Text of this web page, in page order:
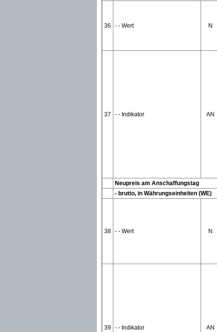
36 - - Wert N
37 - - Indikator AN
Neupreis am Anschaffungstag
- brutto, in Währungseinheiten (WE)
38 - - Wert N
39 - - Indikator AN